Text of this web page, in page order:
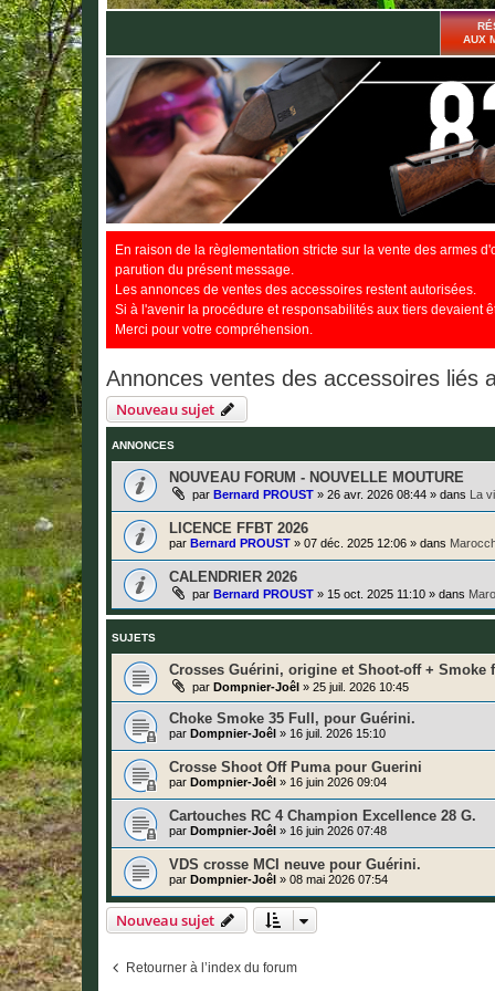
AUX
En raison de la règlementation stricte sur la vente des armes
parution du présent message.
Les annonces de ventes des accessoires restent autorisées.
Si à l'avenir la procédure et responsabilités aux tiers devaient
Merci pour votre compréhension.
Annonces ventes des accessoires liés
Nouveau sujet
ANNONCES
NOUVEAU FORUM - NOUVELLE MOUTURE
par Bernard PROUST » 26 avr. 2026 08:44 » dans La
LICENCE FFBT 2026
par Bernard PROUST » 07 déc. 2025 12:06 » dans
CALENDRIER 2026
par Bernard PROUST » 15 oct. 2025 11:10 » dans
SUJETS
Crosses Guérini, origine et Shoot-off + Smoke
par Dompnier-Joêl » 25 juil. 2026 10:45
Choke Smoke 35 Full, pour Guérini.
par Dompnier-Joêl » 16 juil. 2026 15:10
Crosse Shoot Off Puma pour Guerini
par Dompnier-Joêl » 16 juin 2026 09:04
Cartouches RC 4 Champion Excellence 28 G.
par Dompnier-Joêl » 16 juin 2026 07:48
VDS crosse MCI neuve pour Guérini.
par Dompnier-Joêl » 08 mai 2026 07:54
Nouveau sujet
Retourner à l’index du forum